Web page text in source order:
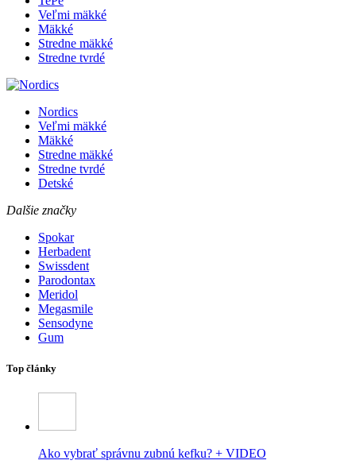
Veľmi mäkké
Mäkké
Stredne mäkké
Stredne tvrdé
Nordics
Veľmi mäkké
Mäkké
Stredne mäkké
Stredne tvrdé
Detské
Dalšie značky
Spokar
Herbadent
Swissdent
Parodontax
Meridol
Megasmile
Sensodyne
Gum
Top články
Ako vybrať správnu zubnú kefku? + VIDEO